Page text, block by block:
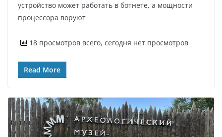
устройство может работать в ботнете, а мощности
процессора воруют
18 просмотров всего, сегодня нет просмотров
Read More